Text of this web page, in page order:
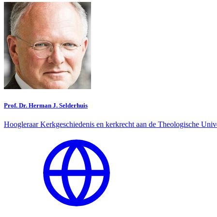
Prof. Dr. Herman J. Selderhuis
Hoogleraar Kerkgeschiedenis en kerkrecht aan de Theologische